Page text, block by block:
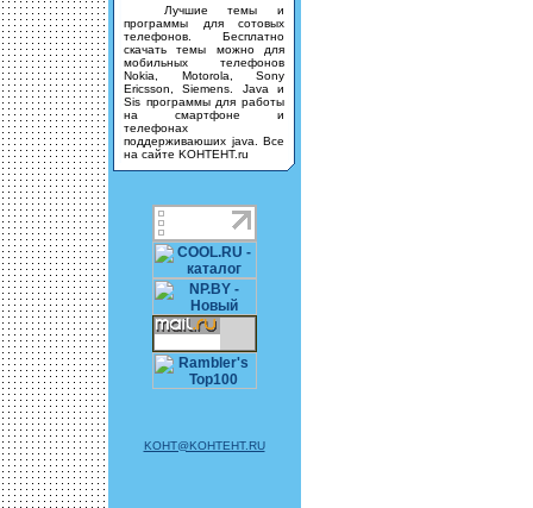
Лучшие темы и
программы для сотовых
телефонов. Бесплатно
скачать темы можно для
мобильных телефонов
Nokia, Motorola, Sony
Ericsson, Siemens. Java и
Sis программы для работы
на смартфоне и
телефонах
поддерживаюших java. Все
на сайте KOHTEHT.ru
KOHT@KOHTEHT.RU